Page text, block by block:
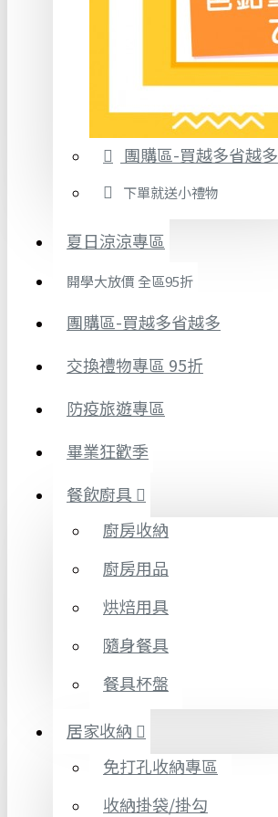
團購區-買越多省越多
下單就送小禮物
夏日涼涼專區
開學大放價 全區95折
團購區-買越多省越多
交換禮物專區 95折
防疫旅遊專區
畢業狂歡季
餐飲廚具
廚房收納
廚房用品
烘焙用具
隨身餐具
餐具杯盤
居家收納
免打孔收納專區
收納掛袋/掛勾